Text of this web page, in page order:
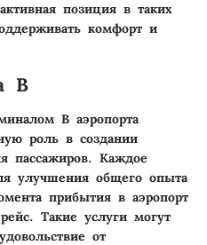
позиция в таких
комфорт и
B
B аэропорта
роль в создании
пассажиров. Каждое
улучшения общего опыта
прибытия в аэропорт
Такие услуги могут
от